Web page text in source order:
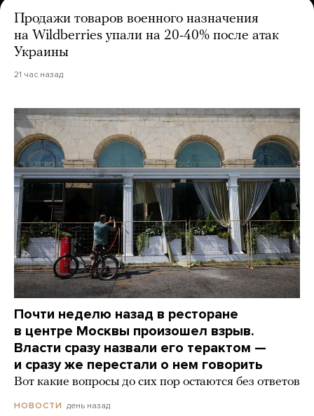
Продажи товаров военного назначения
на Wildberries упали на 20-40% после атак
Украины
21 час назад
Почти неделю назад в ресторане
в центре Москвы произошел взрыв.
Власти сразу назвали его терактом —
и сразу же перестали о нем говорить
Вот какие вопросы до сих пор остаются без ответов
НОВОСТИ день назад